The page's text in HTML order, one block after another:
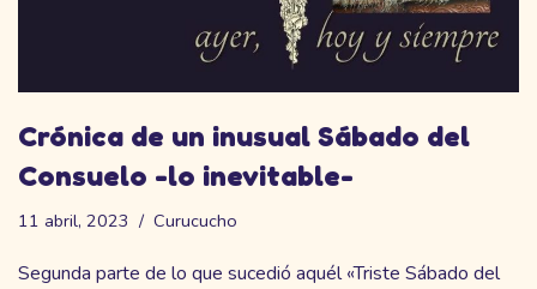
Crónica de un inusual Sábado del
Consuelo -lo inevitable-
11 abril, 2023 Curucucho
Segunda parte de lo que sucedió aquél «Triste Sábado del